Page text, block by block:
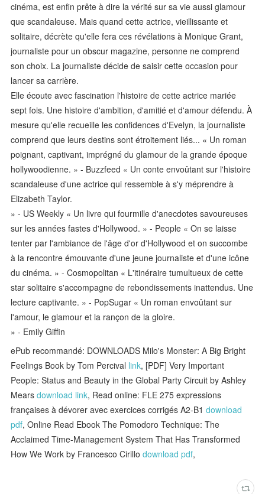
cinéma, est enfin prête à dire la vérité sur sa vie aussi glamour
que scandaleuse. Mais quand cette actrice, vieillissante et
solitaire, décrète qu'elle fera ces révélations à Monique Grant,
journaliste pour un obscur magazine, personne ne comprend
son choix. La journaliste décide de saisir cette occasion pour
lancer sa carrière.
Elle écoute avec fascination l'histoire de cette actrice mariée
sept fois. Une histoire d'ambition, d'amitié et d'amour défendu. À
mesure qu'elle recueille les confidences d'Evelyn, la journaliste
comprend que leurs destins sont étroitement liés... « Un roman
poignant, captivant, imprégné du glamour de la grande époque
hollywoodienne. » - Buzzfeed « Un conte envoûtant sur l'histoire
scandaleuse d'une actrice qui ressemble à s'y méprendre à
Elizabeth Taylor.
» - US Weekly « Un livre qui fourmille d'anecdotes savoureuses
sur les années fastes d'Hollywood. » - People « On se laisse
tenter par l'ambiance de l'âge d'or d'Hollywood et on succombe
à la rencontre émouvante d'une jeune journaliste et d'une icône
du cinéma. » - Cosmopolitan « L'itinéraire tumultueux de cette
star solitaire s'accompagne de rebondissements inattendus. Une
lecture captivante. » - PopSugar « Un roman envoûtant sur
l'amour, le glamour et la rançon de la gloire.
» - Emily Giffin
ePub recommandé: DOWNLOADS Milo's Monster: A Big Bright
Feelings Book by Tom Percival link, [PDF] Very Important
People: Status and Beauty in the Global Party Circuit by Ashley
Mearsdownload link, Read online: FLE 275 expressions
françaises à dévorer avec exercices corrigés A2-B1download
pdf, Online Read Ebook The Pomodoro Technique: The
Acclaimed Time-Management System That Has Transformed
How We Work by Francesco Cirillodownload pdf,